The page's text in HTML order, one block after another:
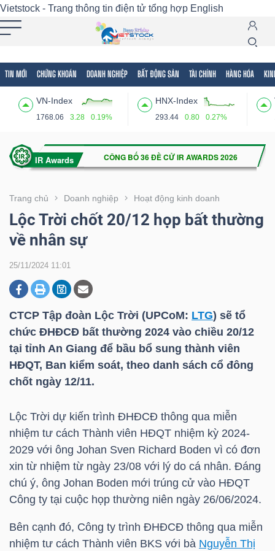
Vietstock - Trang thông tin điện tử tổng hợp English
TIN MỚI CHỨNG KHOÁN DOANH NGHIỆP BẤT ĐỘNG SẢN TÀI CHÍNH HÀNG HÓA
VN-Index
1768.06 3.28 0.19%
HNX-Index
293.44 0.80 0.27%
Trang chủ Doanh nghiệp Hoạt động kinh doanh
Lộc Trời chốt 20/12 họp bất thường
về nhân sự
25/11/2024 11:01
CTCP Tập đoàn Lộc Trời (UPCoM: LTG) sẽ tổ
chức ĐHĐCĐ bất thường 2024 vào chiều 20/12
tại tỉnh An Giang để bầu bổ sung thành viên
HĐQT, Ban kiểm soát, theo danh sách cổ đông
chốt ngày 12/11.
Lộc Trời dự kiến trình ĐHĐCĐ thông qua miễn
nhiệm tư cách Thành viên HĐQT nhiệm kỳ 2024-
2029 với ông Johan Sven Richard Boden vì có đơn
xin từ nhiệm từ ngày 23/08 với lý do cá nhân. Đáng
chú ý, ông Johan Boden mới trúng cử vào HĐQT
Công ty tại cuộc họp thường niên ngày 26/06/2024.
Bên cạnh đó, Công ty trình ĐHĐCĐ thông qua miễn
nhiệm tư cách Thành viên BKS với bà Nguyễn Thị
Tất cả Tính năng Ngành Mã chứng khoán
Tính
(-)
VIETSTOCK
CHỨNG
DOANH
NGHIỆP
TÀI
CHÍNH